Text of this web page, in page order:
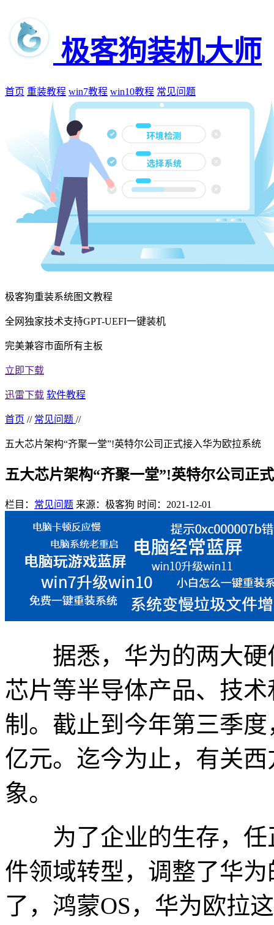
极客狗装机大师
首页 重装教程 win7教程 win10教程 常见问题
极客狗重装系统图文教程
全网独家技术支持GPT-UEFI一键装机
完美兼容市面所有主板
立即下载
迅雷下载 软件教程
首页 // 常见问题 //
五大芯片架构“齐聚一堂”!英特尔公司正式接入华为欧拉系统
五大芯片架构“齐聚一堂”!英特尔公司正
栏目： 常见问题 来源：极客狗 时间：2021-12-01
据悉，华为的两大硬
芯片等半导体产品、技
制。截止到今年第三季
亿元。迄今为止，有关
象。
为了企业的生存，任
件领域转型，调整了华
了，鸿蒙OS，华为欧拉